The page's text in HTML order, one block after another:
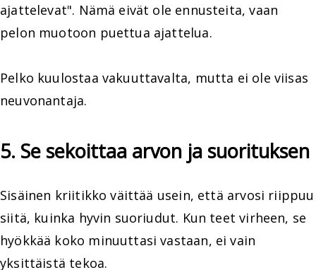
ajattelevat". Nämä eivät ole ennusteita, vaan
pelon muotoon puettua ajattelua.
Pelko kuulostaa vakuuttavalta, mutta ei ole viisas
neuvonantaja.
5. Se sekoittaa arvon ja suorituksen
Sisäinen kriitikko väittää usein, että arvosi riippuu
siitä, kuinka hyvin suoriudut. Kun teet virheen, se
hyökkää koko minuuttasi vastaan, ei vain
yksittäistä tekoa.